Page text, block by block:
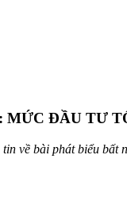
MỨC ĐẦU TƯ
về bài phát biểu